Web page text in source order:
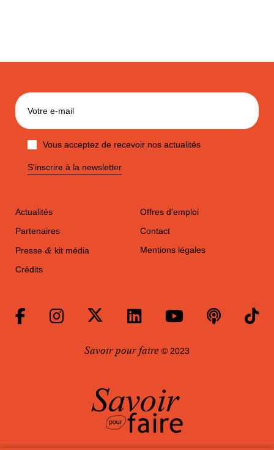
Vous acceptez de recevoir nos actualités
S'inscrire à la newsletter
Actualités
Offres d’emploi
Partenaires
Contact
Presse & kit média
Mentions légales
Crédits
Savoir pour faire © 2023